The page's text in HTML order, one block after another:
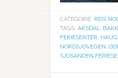
CATEGORIE: REIS
TAGS: AKSDAL,
FERIESENTER,
NORDSJOVEGEN,
SJOSANDEN